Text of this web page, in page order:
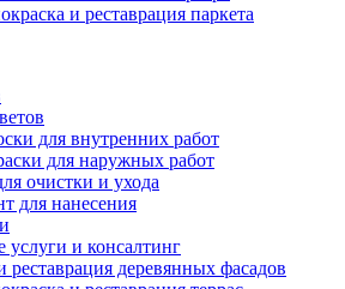
и реставрация паркета
для внутренних работ
для наружных работ
очистки и ухода
для нанесения
услуги и консалтинг
реставрация деревянных фасадов